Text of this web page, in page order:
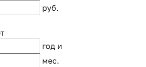
руб.
год и
мес.